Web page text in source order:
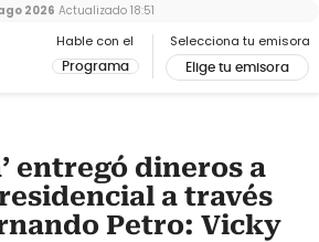
Hable con el
Programa
Selecciona tu emisora
Elige tu emisora
2026 Actualizado 18:51
entregó dineros a
a través
Petro: Vicky